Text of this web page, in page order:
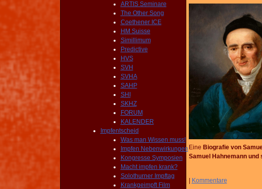
ARTIS Seminare
The Other Song
Coethener ICE
HM Suisse
Simillimum
Predictive
HVS
SVH
SVHA
SAHP
SHI
SKHZ
FORUM
KALENDER
Impfentscheid
Was man Wissen muss!
Impfen Nebenwirkungen
Kongresse Symposien
Macht impfen krank?
Solothurner Impftag
Krankgeimpft Film
Eine Biografie von
Samuel Hahnemann und
Kommentare